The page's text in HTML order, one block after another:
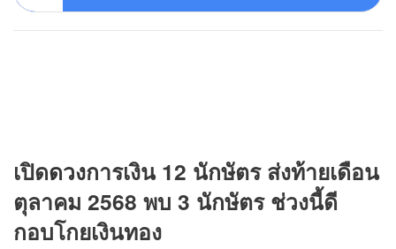
เปิดดวงการเงิน 12 นักษัตร ส่งท้ายเดือน
ตุลาคม 2568 พบ 3 นักษัตร ช่วงนี้ดี
กอบโกยเงินทอง